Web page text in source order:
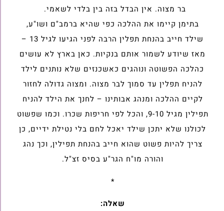
בר מצוה. אין הבדל בזה ‏בין בלדי לשאמי.
בתימן קיימו את ההלכה כפי שהיא ברמב"ם ושו"ע,
שילד חייב בהנחת תפלין ‏הרבה לפני הגיעו לגיל 13 –
מאז שיודע לשמור אותם בנקיות. כאן בארץ לא ‏עושים
כהלכה הפשוטה ונוהגים כאשכנזים שלא נותנים לילד
להניח תפלין עד ‏סמוך לבר מצוה. ומצוה גדולה לחזור
לקיים ההלכה ומנהג אבותינו – לחנך את ‏הילד להניח
תפילין מגיל 9-10, והכל לפי חריפות שכרו. וכמו שפשוט
לכולנו ‏שלא יתכן שילד יאכל לחם בלי נטילת ידיים, כן
צריך להיות פשוט שהוא חייב ‏בהנחת תפילין, וכך נהג
והורה מו"ח הגר"ע בסיס זצ"ל.‏
*
שאלה: